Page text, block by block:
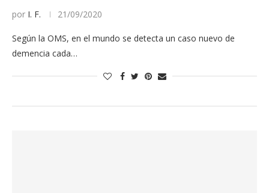
por I. F. 21/09/2020
Según la OMS, en el mundo se detecta un caso nuevo de
demencia cada…